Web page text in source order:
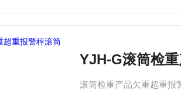
YJH-G滚筒检
滚筒检重产品欠重超重报